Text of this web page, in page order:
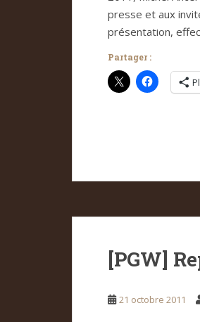
presse et aux
présentation,
Partager :
[PGW]
21 octobre 2011